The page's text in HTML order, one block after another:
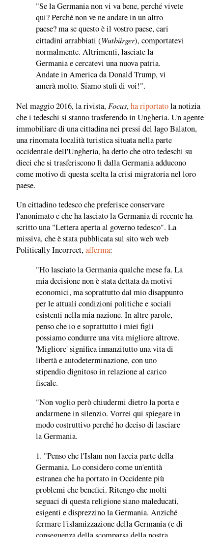
"Se la Germania non vi va bene, perché vivete
qui? Perché non ve ne andate in un altro
paese? ma se questo è il vostro paese, cari
cittadini arrabbiati (Wutbürger), comportatevi
normalmente. Altrimenti, lasciate la
Germania e cercatevi una nuova patria.
Andate in America da Donald Trump, vi
amerà molto. Siamo stufi di voi!".
Nel maggio 2016, la rivista, Focus,ha riportatola notizia
che i tedeschi si stanno trasferendo in Ungheria. Un agente
immobiliare di una cittadina nei pressi del lago Balaton,
una rinomata località turistica situata nella parte
occidentale dell'Ungheria, ha detto che otto tedeschi su
dieci che si trasferiscono lì dalla Germania adducono
come motivo di questa scelta la crisi migratoria nel loro
paese.
Un cittadino tedesco che preferisce conservare
l'anonimato e che ha lasciato la Germania di recente ha
scritto una "Lettera aperta al governo tedesco". La
missiva, che è stata pubblicata sul sito web web
Politically Incorrect,afferma:
"Ho lasciato la Germania qualche mese fa. La
mia decisione non è stata dettata da motivi
economici, ma soprattutto dal mio disappunto
per le attuali condizioni politiche e sociali
esistenti nella mia nazione. In altre parole,
penso che io e soprattutto i miei figli
possiamo condurre una vita migliore altrove.
'Migliore' significa innanzitutto una vita di
libertà e autodeterminazione, con uno
stipendio dignitoso in relazione al carico
fiscale.
"Non voglio però chiudermi dietro la porta e
andarmene in silenzio. Vorrei qui spiegare in
modo costruttivo perché ho deciso di lasciare
la Germania.
1. "Penso che l'Islam non faccia parte della
Germania. Lo considero come un'entità
estranea che ha portato in Occidente più
problemi che benefici. Ritengo che molti
seguaci di questa religione siano maleducati,
esigenti e disprezzino la Germania. Anziché
fermare l'islamizzazione della Germania (e di
conseguenza della scomparsa della nostra